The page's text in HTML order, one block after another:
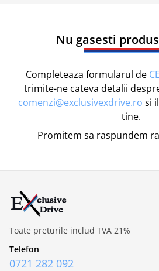
Nu gasesti
Completeaza formularul de
trimite-ne cateva detalii
comenzi@exclusivexdrive.ro si
tine.
Promitem sa raspundem
Toate preturile includ TVA 21%
Telefon
0721 282 092